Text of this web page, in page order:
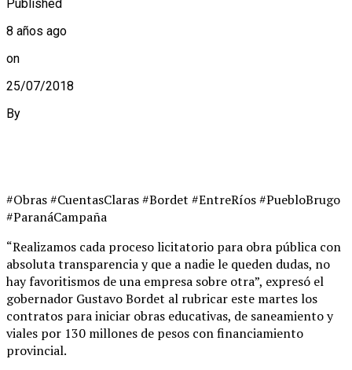
Published
8 años ago
on
25/07/2018
By
#Obras #CuentasClaras #Bordet #EntreRíos #PuebloBrugo
#ParanáCampaña
“Realizamos cada proceso licitatorio para obra pública con
absoluta transparencia y que a nadie le queden dudas, no
hay favoritismos de una empresa sobre otra”, expresó el
gobernador Gustavo Bordet al rubricar este martes los
contratos para iniciar obras educativas, de saneamiento y
viales por 130 millones de pesos con financiamiento
provincial.